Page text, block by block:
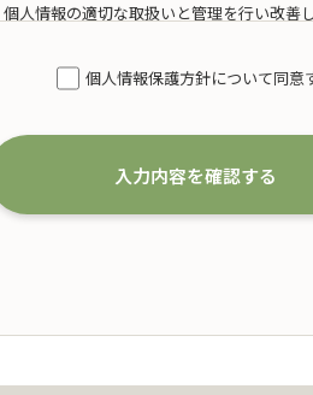
人情報の適切な取扱いと管理を行い改善
適切な個人情報の取得、利用及び提供
です。
募集に関する業務
個人情報保護方針について同意
入力内容を確認する